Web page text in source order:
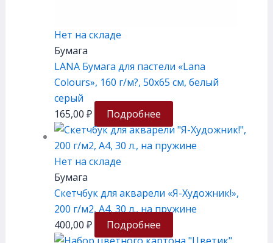
Нет на складе
Бумага
LANA Бумага для пастели «Lana
Colours», 160 г/м?, 50х65 см, белый
серый
165,00 ₽ Подробнее
Нет на складе
Бумага
Скетчбук для акварели «Я-Художник!»,
200 г/м2, А4, 30 л., на пружине
400,00 ₽ Подробнее